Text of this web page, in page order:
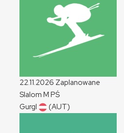
22.11.2026 Zaplanowane
Slalom M PŚ
Gurgl
(AUT)